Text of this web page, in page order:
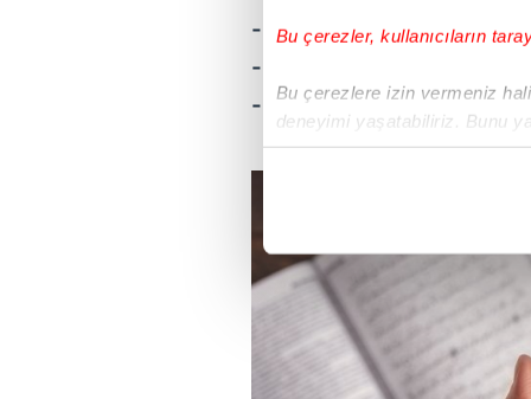
Bu çerezler, kullanıcıların
Bu çerezlere izin vermeniz
deneyimi yaşatabiliriz. Bunu
içerikleri sunabilmek adına
Sizlere daha iyi bir hizmet
çerezler vasıtasıyla çeşitli
amacıyla kullanılmaktadır.
reklam/pazarlama
- Ellezine hüm an
-
- Ve yemneunel maun